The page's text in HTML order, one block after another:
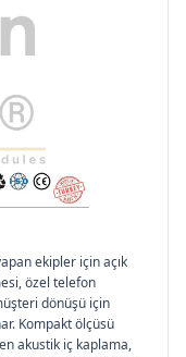
ekipler için açık
özel telefon
dönüşü için
Kompakt ölçüsü
akustik iç kaplama,